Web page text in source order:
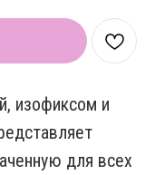
изофиксом и
для всех